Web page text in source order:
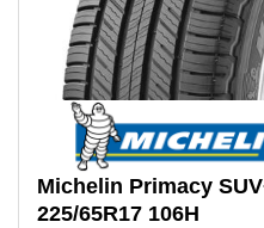
Michelin Primacy
225/65R17 106H